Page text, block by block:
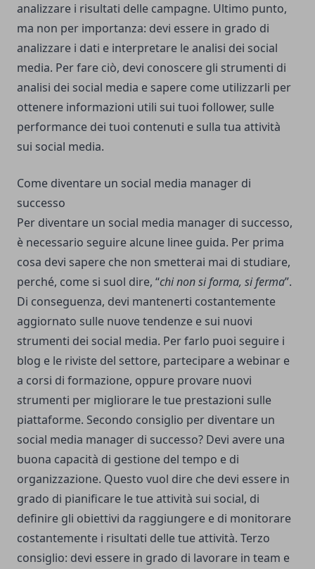
analizzare i risultati delle campagne. Ultimo punto,
ma non per importanza: devi essere in grado di
analizzare i dati e interpretare le analisi dei social
media. Per fare ciò, devi conoscere gli strumenti di
analisi dei social media e sapere come utilizzarli per
ottenere informazioni utili sui tuoi follower, sulle
performance dei tuoi contenuti e sulla tua attività
sui social media.
Come diventare un social media manager di
successo
Per diventare un social media manager di successo,
è necessario seguire alcune linee guida. Per prima
cosa devi sapere che non smetterai mai di studiare,
perché, come si suol dire, “chi non si forma, si ferma”.
Di conseguenza, devi mantenerti costantemente
aggiornato sulle nuove tendenze e sui nuovi
strumenti dei social media. Per farlo puoi seguire i
blog e le riviste del settore, partecipare a webinar e
a corsi di formazione, oppure provare nuovi
strumenti per migliorare le tue prestazioni sulle
piattaforme. Secondo consiglio per diventare un
social media manager di successo? Devi avere una
buona capacità di gestione del tempo e di
organizzazione. Questo vuol dire che devi essere in
grado di pianificare le tue attività sui social, di
definire gli obiettivi da raggiungere e di monitorare
costantemente i risultati delle tue attività. Terzo
consiglio: devi essere in grado di lavorare in team e